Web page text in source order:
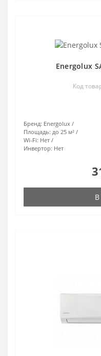
Energolux
Код
Бренд: Energolux
Площадь: до 25 м²
Wi-Fi: Нет
Инвертор: Нет